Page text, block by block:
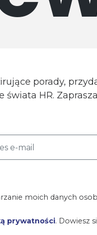
porady,
świata HR.
moich danych
prywatności. Dowiesz